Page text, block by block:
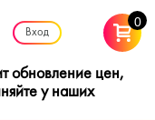
Вход
0
обновление цен,
у наших